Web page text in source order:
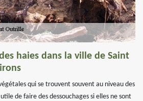
haies dans la ville de Saint
qui se trouvent souvent au niveau des
de faire des dessouchages si elles ne sont